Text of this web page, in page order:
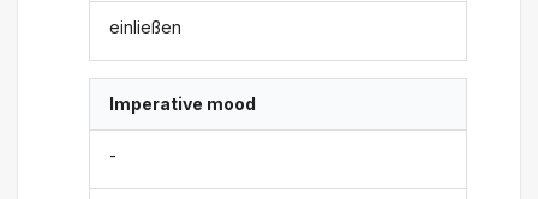
einließen
Imperative mood
-